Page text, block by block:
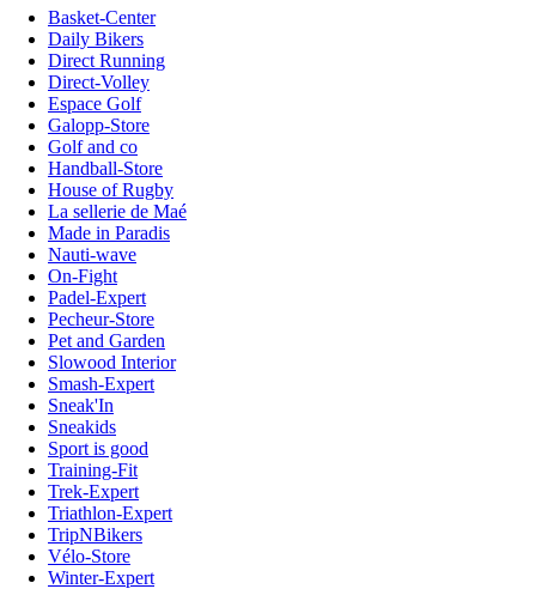
Basket-Center
Daily Bikers
Direct Running
Direct-Volley
Espace Golf
Galopp-Store
Golf and co
Handball-Store
House of Rugby
La sellerie de Maé
Made in Paradis
Nauti-wave
On-Fight
Padel-Expert
Pecheur-Store
Pet and Garden
Slowood Interior
Smash-Expert
Sneak'In
Sneakids
Sport is good
Training-Fit
Trek-Expert
Triathlon-Expert
TripNBikers
Vélo-Store
Winter-Expert